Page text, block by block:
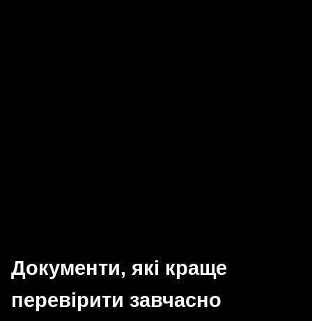
Документи, які краще
перевірити завчасно